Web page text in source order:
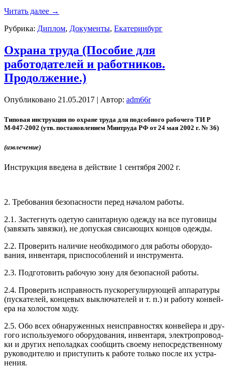
Читать далее →
Рубрика: Диплом, Документы, Екатеринбург
Охрана труда (Пособие для
работодателей и работников.
Продолжение.)
Опубликовано 21.05.2017 | Автор: adm66r
Ти­повая инс­трук­ция по ох­ра­не тру­да для под­собно­го ра­боче­го ТИ Р
М-047-2002 (утв. пос­та­нов­ле­ни­ем Мин­тру­да РФ от 24 мая 2002 г. № 36)
(из­вле­чение)
Инс­трук­ция вве­дена в дей­ствие 1 сен­тября 2002 г.
2. Тре­бова­ния бе­зопас­ности пе­ред на­чалом ра­боты.
2.1. Зас­тегнуть оде­тую са­нитар­ную одеж­ду на все пу­гови­цы
(за­вязать за­вяз­ки), не до­пус­кая сви­са­ющих кон­цов одеж­ды.
2.2. Про­верить на­личие не­об­хо­димо­го для ра­боты обо­рудо­
вания, ин­вента­ря, прис­по­соб­ле­ний и инс­тру­мен­та.
2.3. Под­го­товить ра­бочую зо­ну для бе­зопас­ной ра­боты.
2.4. Про­верить ис­прав­ность пус­ко­регу­лиру­ющей ап­па­рату­ры
(пус­ка­телей, кон­це­вых вык­лю­чате­лей и т. п.) и ра­боту кон­вей­
ера на хо­лос­том хо­ду.
2.5. Обо всех об­на­ружен­ных не­ис­прав­ностях кон­вей­ера и дру­
гого ис­поль­зу­емо­го обо­рудо­вания, ин­вента­ря, элек­троп­ро­вод­
ки и дру­гих не­полад­ках со­об­щить сво­ему не­пос­редс­твен­но­му
ру­ково­дите­лю и прис­ту­пить к ра­боте толь­ко пос­ле их ус­тра­
нения.